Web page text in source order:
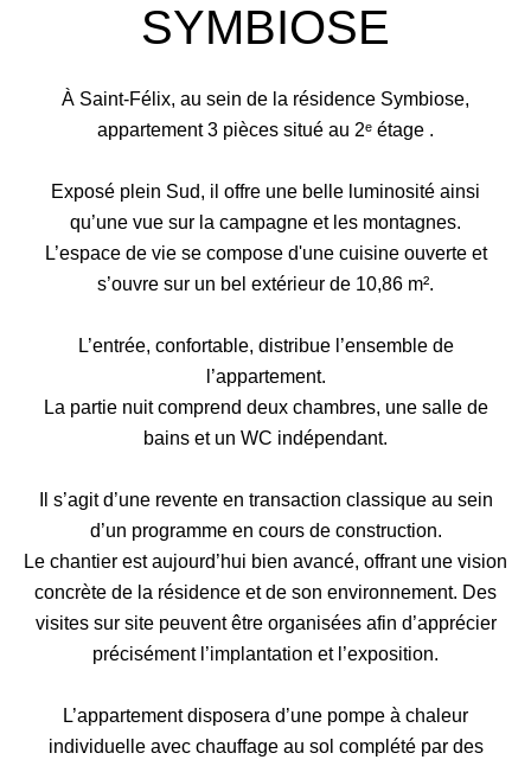
SYMBIOSE
À Saint-Félix, au sein de la résidence Symbiose,
appartement 3 pièces situé au 2ᵉ étage .
Exposé plein Sud, il offre une belle luminosité ainsi
qu’une vue sur la campagne et les montagnes.
L’espace de vie se compose d'une cuisine ouverte et
s’ouvre sur un bel extérieur de 10,86 m².
L’entrée, confortable, distribue l’ensemble de
l’appartement.
La partie nuit comprend deux chambres, une salle de
bains et un WC indépendant.
Il s’agit d’une revente en transaction classique au sein
d’un programme en cours de construction.
Le chantier est aujourd’hui bien avancé, offrant une vision
concrète de la résidence et de son environnement. Des
visites sur site peuvent être organisées afin d’apprécier
précisément l’implantation et l’exposition.
L’appartement disposera d’une pompe à chaleur
individuelle avec chauffage au sol complété par des